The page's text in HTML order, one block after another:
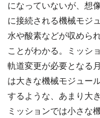
になっていないが、想
に接続される機械モジ
水や酸素などが収めら
ことがわかる。ミッシ
軌道変更が必要となる
は大きな機械モジュー
するような、あまり大
ミッションでは小さな